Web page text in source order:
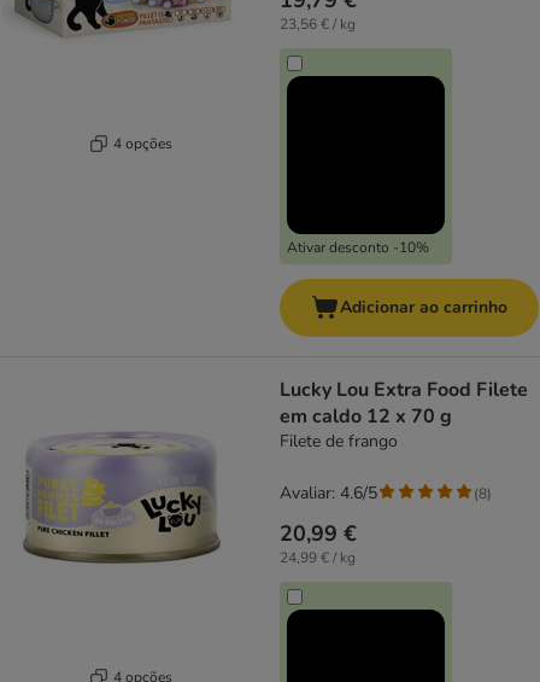
4 opções
23,56 € / kg
Ativar desconto -10%
Adicionar ao carrinho
4 opções
Lucky Lou Extra Food Filete
em caldo 12 x 70 g
Filete de frango
20,99 €
24,99 € / kg
Avaliar: 4.6/5 (8)